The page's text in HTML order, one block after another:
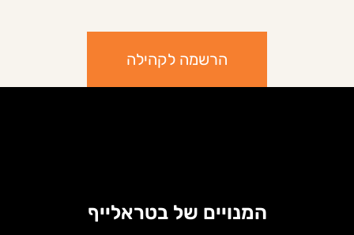
הרשמה לקהילה
המנויים של בטראלייף